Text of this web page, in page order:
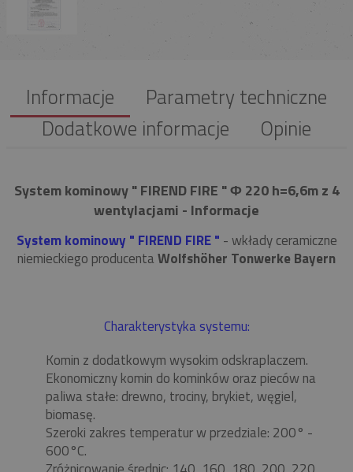
Informacje
Parametry techniczne
Dodatkowe informacje
Opinie
System kominowy " FIREND FIRE " Φ 220 h=6,6m z 4
wentylacjami - Informacje
System kominowy " FIREND FIRE " - wkłady ceramiczne
niemieckiego producentaWolfshöher Tonwerke Bayern
Charakterystyka systemu:
Komin z dodatkowym wysokim odskraplaczem.
Ekonomiczny komin do kominków oraz pieców na
paliwa stałe: drewno, trociny, brykiet, węgiel,
biomasę.
Szeroki zakres temperatur w przedziale: 200° -
600°C.